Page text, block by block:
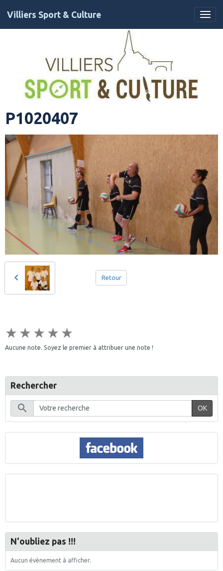
Villiers Sport & Culture
P1020407
Retour
★ ★ ★ ★ ★
Aucune note. Soyez le premier à attribuer une note !
Rechercher
OK
N'oubliez pas !!!
Aucun évènement à afficher.